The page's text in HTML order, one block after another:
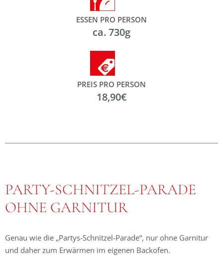
ESSEN PRO PERSON
ca. 730g
PREIS PRO PERSON
18,90€
PARTY-SCHNITZEL-PARADE
OHNE GARNITUR
Genau wie die „Partys-Schnitzel-Parade“, nur ohne Garnitur
und daher zum Erwärmen im eigenen Backofen.